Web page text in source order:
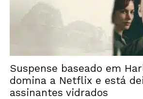
Suspense baseado em
domina a Netflix e está
assinantes vidrados